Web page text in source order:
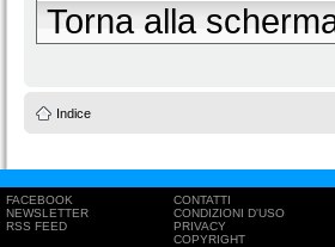
Torna alla
Indice
FACEBOOK
NEWSLETTER
RSS FEED
CONTATTI
CONDIZIONI D'USO
PRIVACY
COPYRIGHT